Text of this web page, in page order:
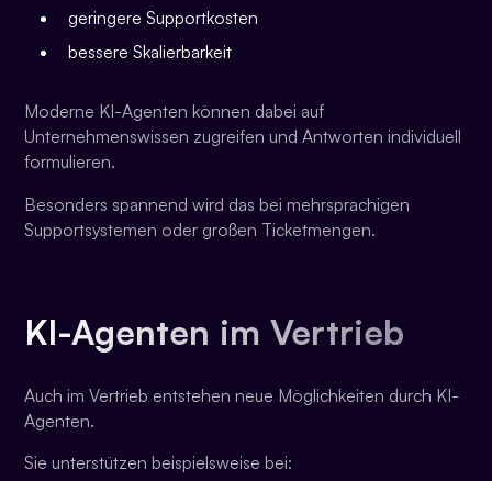
geringere Supportkosten
bessere Skalierbarkeit
Moderne KI-Agenten können dabei auf
Unternehmenswissen zugreifen und Antworten individuell
formulieren.
Besonders spannend wird das bei mehrsprachigen
Supportsystemen oder großen Ticketmengen.
KI-Agenten im Vertrieb
Auch im Vertrieb entstehen neue Möglichkeiten durch KI-
Agenten.
Sie unterstützen beispielsweise bei: